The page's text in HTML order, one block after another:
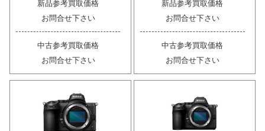
新品参考買取価格
お問合せ下さい
中古参考買取価格
お問合せ下さい
新品参考買取価格
お問合せ下さい
中古参考買取価格
お問合せ下さい